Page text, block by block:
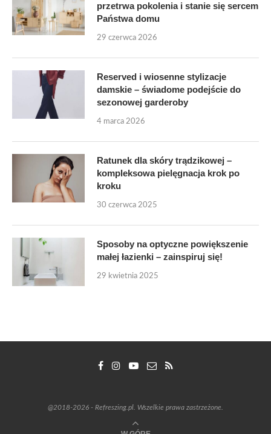
przetrwa pokolenia i stanie się sercem
Państwa domu
29 czerwca 2026
Reserved i wiosenne stylizacje
damskie – świadome podejście do
sezonowej garderoby
4 marca 2026
Ratunek dla skóry trądzikowej –
kompleksowa pielęgnacja krok po
kroku
30 czerwca 2025
Sposoby na optyczne powiększenie
małej łazienki – zainspiruj się!
29 kwietnia 2025
@2018-2026 - Refreszing.pl. Wszelkie prawa zastrzeżone.